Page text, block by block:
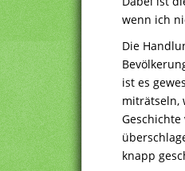
wenn ich
Die
ist es
miträtseln,
knapp